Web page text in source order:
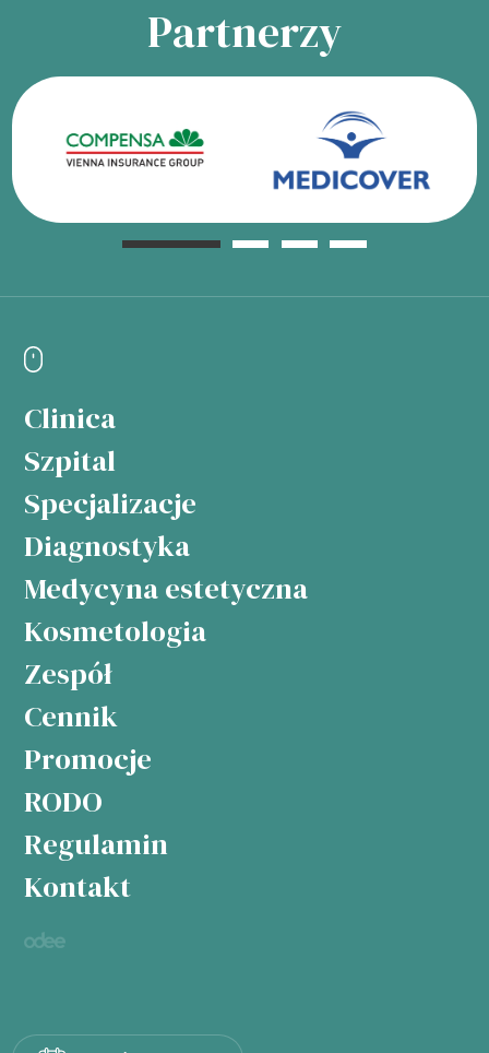
Partnerzy
Clinica
Szpital
Specjalizacje
Diagnostyka
Medycyna estetyczna
Kosmetologia
Zespół
Cennik
Promocje
RODO
Regulamin
Kontakt